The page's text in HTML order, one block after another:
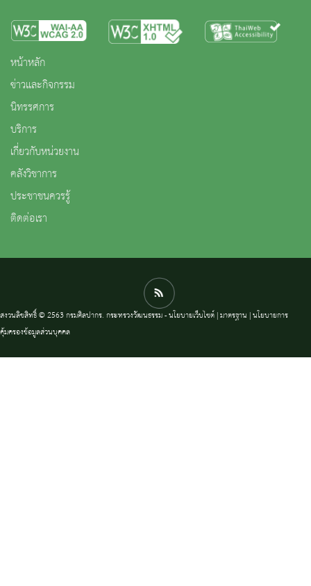
หน้าหลัก
ข่าวและกิจกรรม
นิทรรศการ
บริการ
เกี่ยวกับหน่วยงาน
คลังวิชาการ
ประชาชนควรรู้
ติดต่อเรา
สงวนลิขสิทธิ์ © 2563 กรมศิลปากร. กระทรวงวัฒนธรรม -นโยบายเว็บไซต์|มาตรฐาน |นโยบายการ
คุ้มครองข้อมูลส่วนบุคคล